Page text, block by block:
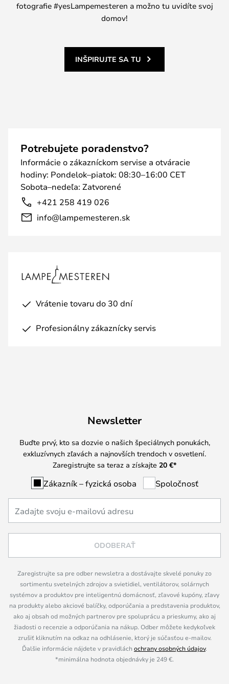
fotografie #yesLampemesteren a možno tu uvidíte svoj
domov!
INŠPIRUJTE SA TU
Potrebujete poradenstvo?
Informácie o zákazníckom servise a otváracie
hodiny: Pondelok–piatok: 08:30–16:00 CET
Sobota–nedeľa: Zatvorené
+421 258 419 026
info@lampemesteren.sk
Vrátenie tovaru do 30 dní
Profesionálny zákaznícky servis
Newsletter
Buďte prvý, kto sa dozvie o našich špeciálnych ponukách,
exkluzívnych zľavách a najnovších trendoch v osvetlení.
Zaregistrujte sa teraz a získajte 20 €*
Zákazník – fyzická osoba Spoločnosť
ODOBERAŤ
Zaregistrujte sa pre odber newsletra a dostávajte skvelé ponuky zo
sortimentu svetelných zdrojov a svietidiel, ventilátorov, solárnych
systémov a produktov pre inteligentnú domácnosť, zľavové kupóny, zľavy
na produkty alebo akciové balíčky, odporúčania a predstavenia produktov,
ako aj obsah od možných partnerov pre spoluprácu a prieskumy, ako aj
žiadosti o recenzie a odporúčania na nákup. Odber môžete kedykoľvek
zrušiť kliknutím na odkaz na odhlásenie, ktorý je súčasťou e-mailov.
Ďalšie informácie nájdete v pravidláchochrany osobných údajov.
*minimálna hodnota objednávky je 249 €.